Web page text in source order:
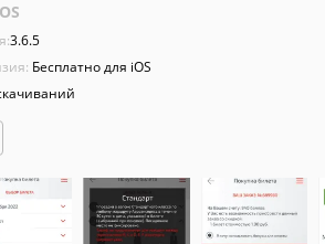
3.6.5
Бесплатно для iOS